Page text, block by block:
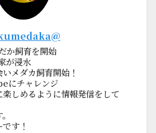
か飼育を開始
が浸水
メダカ飼育開始！
にチャレンジ
しめるように情報発信をして
す！